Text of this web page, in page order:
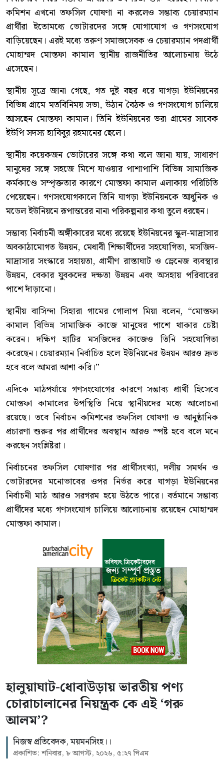
কমিশন এখনো তফসিল ঘোষণা না করলেও সম্ভাব্য চেয়ারম্যান
প্রার্থীরা ইতোমধ্যে ভোটারদের সঙ্গে যোগাযোগ ও গণসংযোগ
বাড়িয়েছেন। এরই মধ্যে তরুণ সমাজসেবক ও চেয়ারম্যান পদপ্রার্থী
মোহাম্মদ মোস্তফা কামাল স্থানীয় রাজনীতির আলোচনায় উঠে
এসেছেন।
স্থানীয় সূত্রে জানা গেছে, গত দুই বছর ধরে ঘাগড়া ইউনিয়নের
বিভিন্ন গ্রামে মতবিনিময় সভা, উঠান বৈঠক ও গণসংযোগ চালিয়ে
আসছেন মোস্তফা কামাল। তিনি ইউনিয়নের ভরা গ্রামের সাবেক
ইউপি সদস্য হাবিবুর রহমানের ছেলে।
স্থানীয় কয়েকজন ভোটারের সঙ্গে কথা বলে জানা যায়, সাধারণ
মানুষের সঙ্গে সহজে মিশে যাওয়ার পাশাপাশি বিভিন্ন সামাজিক
কর্মকাণ্ডে সম্পৃক্ততার কারণে মোস্তফা কামাল এলাকায় পরিচিতি
পেয়েছেন। গণসংযোগকালে তিনি ঘাগড়া ইউনিয়নকে আধুনিক ও
মডেল ইউনিয়নে রূপান্তরের নানা পরিকল্পনার কথা তুলে ধরছেন।
সম্ভাব্য নির্বাচনী অঙ্গীকারের মধ্যে রয়েছে ইউনিয়নের স্কুল-মাদ্রাসার
অবকাঠামোগত উন্নয়ন, মেধাবী শিক্ষার্থীদের সহযোগিতা, মসজিদ-
মাদ্রাসার সংস্কারে সহায়তা, গ্রামীণ রাস্তাঘাট ও ড্রেনেজ ব্যবস্থার
উন্নয়ন, বেকার যুবকদের দক্ষতা উন্নয়ন এবং অসহায় পরিবারের
পাশে দাঁড়ানো।
স্থানীয় বাসিন্দা সিহারা গামের গোলাপ মিয়া বলেন, “মোস্তফা
কামাল বিভিন্ন সামাজিক কাজে মানুষের পাশে থাকার চেষ্টা
করেন। দক্ষিণ হাটির মসজিদের কাজেও তিনি সহযোগিতা
করেছেন। চেয়ারম্যান নির্বাচিত হলে ইউনিয়নের উন্নয়ন আরও দ্রুত
হবে বলে আমরা আশা করি।”
এদিকে মাঠপর্যায়ে গণসংযোগের কারণে সম্ভাব্য প্রার্থী হিসেবে
মোস্তফা কামালের উপস্থিতি নিয়ে স্থানীয়দের মধ্যে আলোচনা
রয়েছে। তবে নির্বাচন কমিশনের তফসিল ঘোষণা ও আনুষ্ঠানিক
প্রচারণা শুরুর পর প্রার্থীদের অবস্থান আরও স্পষ্ট হবে বলে মনে
করছেন সংশ্লিষ্টরা।
নির্বাচনের তফসিল ঘোষণার পর প্রার্থীসংখ্যা, দলীয় সমর্থন ও
ভোটারদের মনোভাবের ওপর নির্ভর করে ঘাগড়া ইউনিয়নের
নির্বাচনী মাঠ আরও সরগরম হয়ে উঠতে পারে। বর্তমানে সম্ভাব্য
প্রার্থীদের মধ্যে গণসংযোগ চালিয়ে আলোচনায় রয়েছেন মোহাম্মদ
মোস্তফা কামাল।
হালুয়াঘাট-ধোবাউড়ায় ভারতীয় পণ্য
চোরাচালানের নিয়ন্ত্রক কে এই ‘গরু
আলম’?
নিজস্ব প্রতিবেদক, ময়মনসিংহ।।
প্রকাশিত: শনিবার, ৮ আগস্ট, ২০২৬, ৫:২৭ পিএম